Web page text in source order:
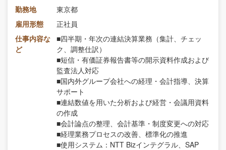
勤務地
東京都
雇用形態
正社員
仕事内容な
ど
■四半期・年次の連結決算業務（集計、チェッ
ク、調整仕訳）
■短信・有価証券報告書等の開示資料作成および
監査法人対応
■国内外グループ会社への経理・会計指導、決算
サポート
■連結数値を用いた分析および経営・会議用資料
の作成
■会計論点の整理、会計基準・制度変更への対応
■経理業務プロセスの改善、標準化の推進
■使用システム：NTT Bizインテグラル、SAP